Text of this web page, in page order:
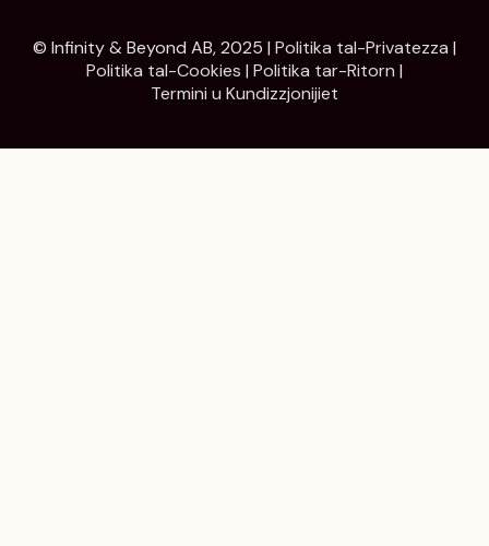
© Infinity & Beyond AB, 2025 | Politika tal-Privatezza |
Politika tal-Cookies | Politika tar-Ritorn |
Termini u Kundizzjonijiet